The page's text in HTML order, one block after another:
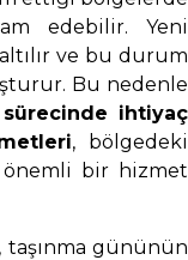
edebilir. Yeni
ve bu durum
Bu nedenle
ihtiyaç
, bölgedeki
önemli bir hizmet
taşınma gününün